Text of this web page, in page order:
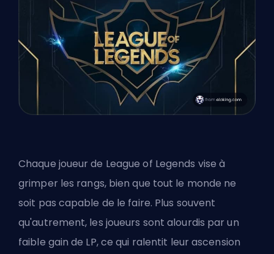
Chaque joueur de League of Legends vise à
grimper les rangs, bien que tout le monde ne
soit pas capable de le faire. Plus souvent
qu'autrement, les joueurs sont alourdis par un
faible gain de LP, ce qui ralentit leur ascension